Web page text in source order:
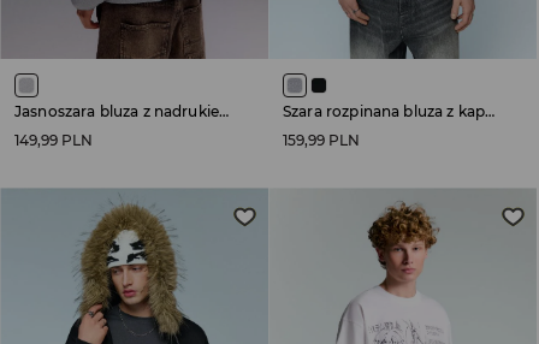
Jasnoszara bluza z nadrukiem Only Vision na plecach
149,99 PLN
Szara rozpinana bluza z kapturem i sztucznym futerkiem
159,99 PLN